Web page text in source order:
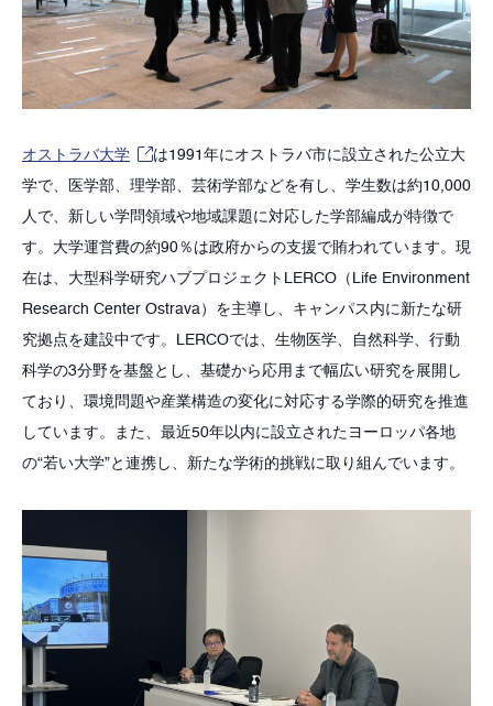
オストラバ大学
は1991年にオストラバ市に設立された公立大
学で、医学部、理学部、芸術学部などを有し、学生数は約10,000
人で、新しい学問領域や地域課題に対応した学部編成が特徴で
す。大学運営費の約90％は政府からの支援で賄われています。現
在は、大型科学研究ハブプロジェクトLERCO（Life Environment
Research Center Ostrava）を主導し、キャンパス内に新たな研
究拠点を建設中です。LERCOでは、生物医学、自然科学、行動
科学の3分野を基盤とし、基礎から応用まで幅広い研究を展開し
ており、環境問題や産業構造の変化に対応する学際的研究を推進
しています。また、最近50年以内に設立されたヨーロッパ各地
の“若い大学”と連携し、新たな学術的挑戦に取り組んでいます。